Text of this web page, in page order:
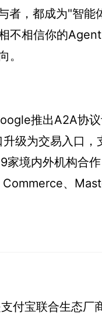
者，都成为"智
相信你的
。
推出A2A协
级为交易入口，
境内外机构合
Commerce、
宝联合生态厂